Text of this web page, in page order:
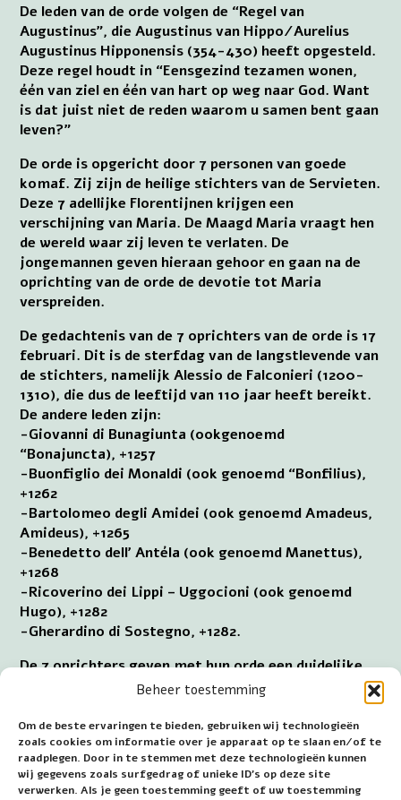
Beheer toestemming
Om de beste ervaringen te bieden, gebruiken wij technologieën
zoals cookies om informatie over je apparaat op te slaan en/of te
raadplegen. Door in te stemmen met deze technologieën kunnen
wij gegevens zoals surfgedrag of unieke ID's op deze site
verwerken. Als je geen toestemming geeft of uw toestemming
De leden van de orde volgen de “Regel van
Augustinus”, die Augustinus van Hippo/Aurelius
Augustinus Hipponensis (354-430) heeft opgesteld.
Deze regel houdt in “Eensgezind tezamen wonen,
één van ziel en één van hart op weg naar God. Want
is dat juist niet de reden waarom u samen bent gaan
leven?”
De orde is opgericht door 7 personen van goede
komaf. Zij zijn de heilige stichters van de Servieten.
Deze 7 adellijke Florentijnen krijgen een
verschijning van Maria. De Maagd Maria vraagt hen
de wereld waar zij leven te verlaten. De
jongemannen geven hieraan gehoor en gaan na de
oprichting van de orde de devotie tot Maria
verspreiden.
De gedachtenis van de 7 oprichters van de orde is 17
februari. Dit is de sterfdag van de langstlevende van
de stichters, namelijk Alessio de Falconieri (1200-
1310), die dus de leeftijd van 110 jaar heeft bereikt.
De andere leden zijn:
-Giovanni di Bunagiunta (ookgenoemd
“Bonajuncta), +1257
-Buonfiglio dei Monaldi (ook genoemd “Bonfilius),
+1262
-Bartolomeo degli Amidei (ook genoemd Amadeus,
Amideus), +1265
-Benedetto dell’ Antéla (ook genoemd Manettus),
+1268
-Ricoverino dei Lippi – Uggocioni (ook genoemd
Hugo), +1282
-Gherardino di Sostegno, +1282.
De 7 oprichters geven met hun orde een duidelijke
reactie op de groeiende materialistische
zingeving in het mondaine Firenze. De rijke,
adellijke initiatiefnemers geven hun bezittingen
weg en de welgestelde wijze van leven op. Zij
trekken zich terug in een burgerhuis. Iets later gaan